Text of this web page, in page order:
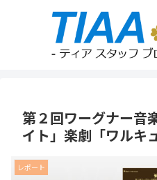
第２回ワーグナー音
イト」楽劇「ワルキ
レポート